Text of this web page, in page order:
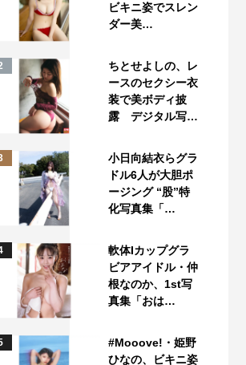
ビキニ姿でスレン
ダー美…
ちとせよしの、レ
ースのセクシー衣
装で美ボディ披
露 デジタル写…
小日向結衣らグラ
ドル6人が大胆ポ
ージング “股”特
化写真集「…
軟体Iカップグラ
ビアアイドル・仲
根なのか、1st写
真集「おは…
#Mooove!・姫野
ひなの、ビキニ姿